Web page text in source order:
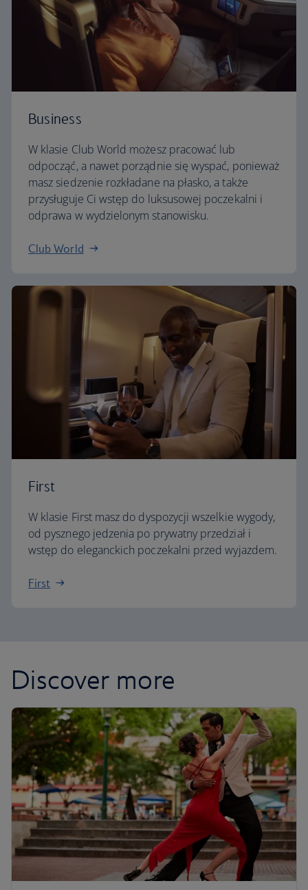
Business
W klasie Club World możesz pracować lub
odpocząć, a nawet porządnie się wyspać, ponieważ
masz siedzenie rozkładane na płasko, a także
przysługuje Ci wstęp do luksusowej poczekalni i
odprawa w wydzielonym stanowisku.
Club World
First
W klasie First masz do dyspozycji wszelkie wygody,
od pysznego jedzenia po prywatny przedział i
wstęp do eleganckich poczekalni przed wyjazdem.
First
Discover more